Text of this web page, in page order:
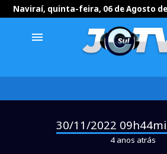
Naviraí, quinta-feira, 06 de Agosto
menu
30/11/2022
4 anos atrás